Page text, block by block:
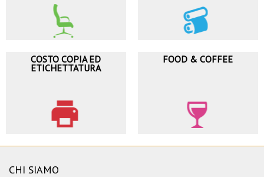
COSTO COPIA ED
ETICHETTATURA
FOOD & COFFEE
CHI SIAMO